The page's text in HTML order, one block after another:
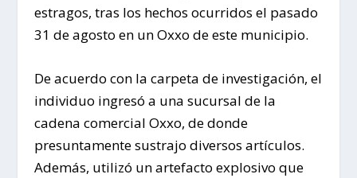
estragos, tras los hechos ocurridos el pasado
31 de agosto en un Oxxo de este municipio.
De acuerdo con la carpeta de investigación, el
individuo ingresó a una sucursal de la
cadena comercial Oxxo, de donde
presuntamente sustrajo diversos artículos.
Además, utilizó un artefacto explosivo que